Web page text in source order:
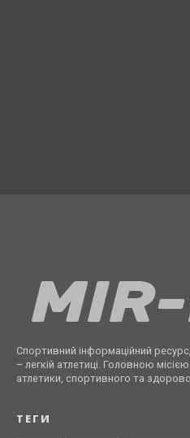
Спортивний інформаційний
– легкій атлетиці. Головною
атлетики, спортивного та
ТЕГИ